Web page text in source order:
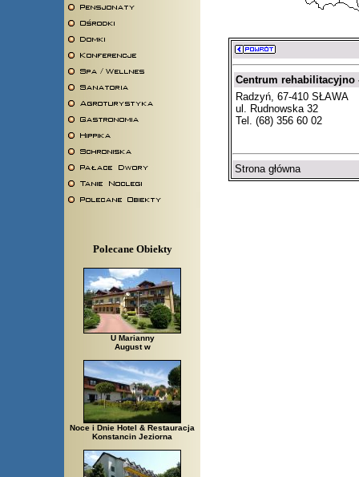
Polecane Obiekty
U Marianny
August w
Noce i Dnie Hotel & Restauracja
Konstancin Jeziorna
Centrum
Radzyń, 67-410 SŁAWA
ul. Rudnowska 32
Tel. (68) 356 60 02
Strona główna